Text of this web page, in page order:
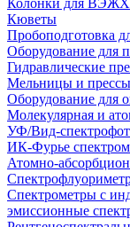
Колонки для ВЭЖХ
Кюветы
Пробоподготовка
Оборудование для
Гидравлические
Мельницы и
Оборудование для
Молекулярная и
УФ/Вид-
ИК-Фурье
Атомно-
Спектрометры с
эмиссионные